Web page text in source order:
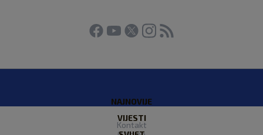
NAJNOVIJE
VIJESTI
Kontakt